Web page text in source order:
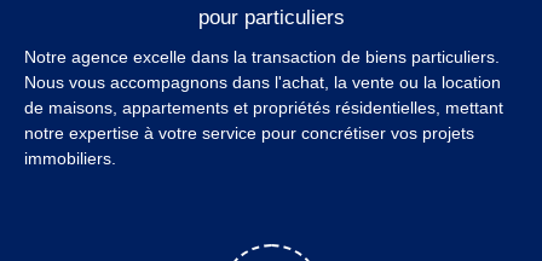
pour particuliers
Notre agence excelle dans la transaction de biens particuliers.
Nous vous accompagnons dans l'achat, la vente ou la location
de maisons, appartements et propriétés résidentielles, mettant
notre expertise à votre service pour concrétiser vos projets
immobiliers.